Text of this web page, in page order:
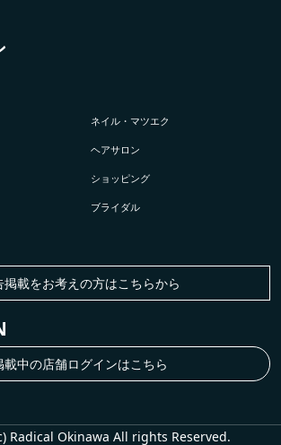
ネイル・マツエク
ヘアサロン
ショッピング
ブライダル
載中の店舗ログインはこちら
掲載をお考えの方はこちらから
Radical Okinawa All rights Reserved.